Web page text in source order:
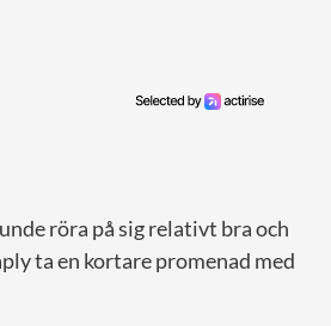
röra på sig relativt bra och
ta en kortare promenad med